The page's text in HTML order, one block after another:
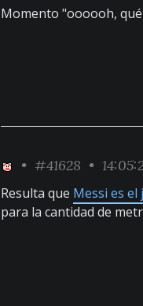
Momento "oooooh,
• #41628 •
Resulta que Messi es
para la cantidad de